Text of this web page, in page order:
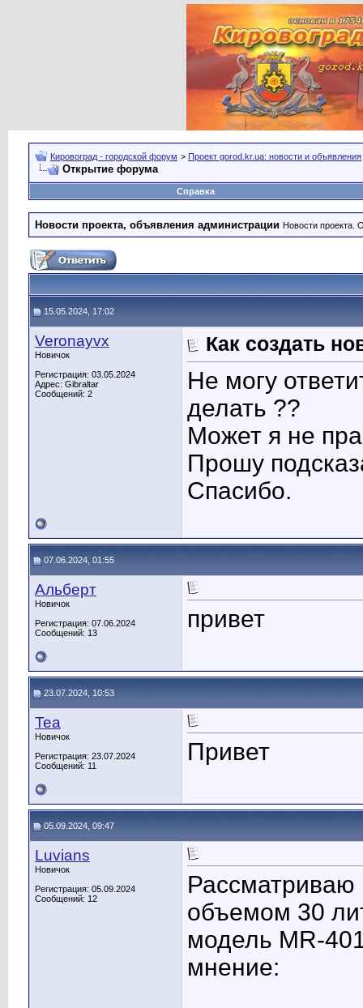
Кировоград - городской форум > Проект gorod.kr.ua: новости и объявления
Открытие форума
Справка
Новости проекта, объявления администрации Новости проекта.
15.05.2024, 17:02
Veronayvx
Новичок
Регистрация: 03.05.2024
Адрес: Gibraltar
Сообщений: 2
Как создать
Не могу
делать ??
Может я не
Прошу
Спасибо.
07.06.2024, 01:55
Альберт
Новичок
Регистрация: 07.06.2024
Сообщений: 13
привет
23.07.2024, 10:53
Tea
Новичок
Регистрация: 23.07.2024
Сообщений: 11
Привет
05.09.2024, 09:47
Luvians
Новичок
Регистрация: 05.09.2024
Сообщений: 12
Рассматриваю
объемом 30
модель MR-
мнение: